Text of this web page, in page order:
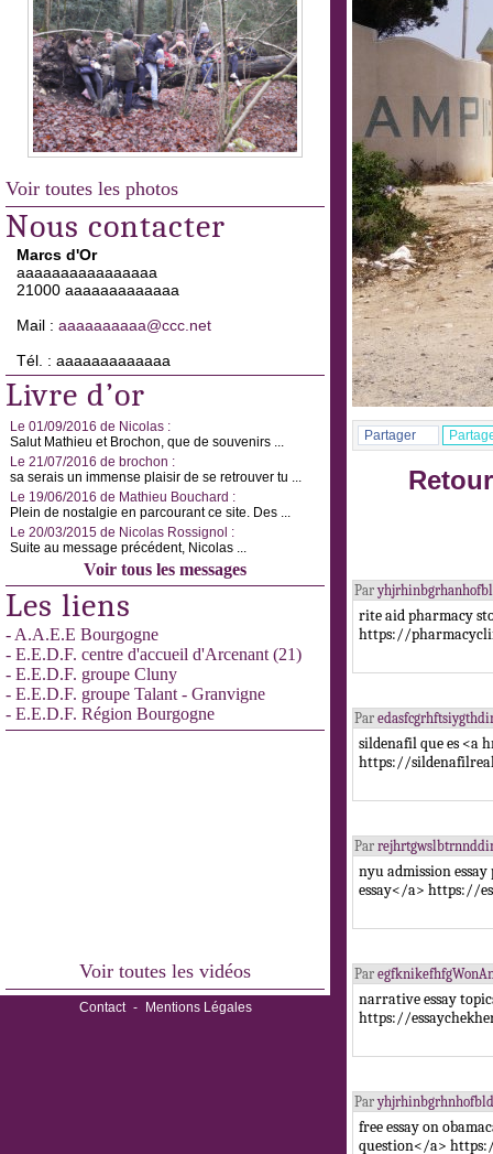
Voir toutes les photos
Nous contacter
Marcs d'Or
aaaaaaaaaaaaaaaa
21000 aaaaaaaaaaaaa
Mail : aaaaaaaaaa@ccc.net
Tél. : aaaaaaaaaaaaa
Livre d’or
Le 01/09/2016 de Nicolas :
Salut Mathieu et Brochon, que de souvenirs ...
Le 21/07/2016 de brochon :
sa serais un immense plaisir de se retrouver tu ...
Le 19/06/2016 de Mathieu Bouchard :
Plein de nostalgie en parcourant ce site. Des ...
Le 20/03/2015 de Nicolas Rossignol :
Suite au message précédent, Nicolas ...
Voir tous les messages
Les liens
- A.A.E.E Bourgogne
- E.E.D.F. centre d'accueil d'Arcenant (21)
- E.E.D.F. groupe Cluny
- E.E.D.F. groupe Talant - Granvigne
- E.E.D.F. Région Bourgogne
Voir toutes les vidéos
Contact - Mentions Légales
Partager
Par
rite aid pharmacy
https://
Par
sildenafil que es
https://
Par
nyu admission
essay</a> https://
Par
narrative essay
https://
Par
free essay on
question</a>